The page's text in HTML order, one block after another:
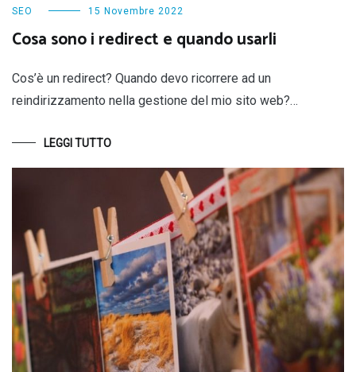
SEO 15 Novembre 2022
Cosa sono i redirect e quando usarli
Cos’è un redirect? Quando devo ricorrere ad un
reindirizzamento nella gestione del mio sito web?…
LEGGI TUTTO